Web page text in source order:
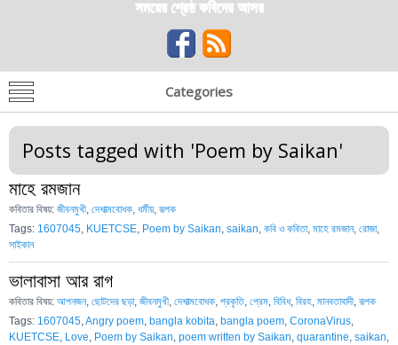
সময়ের শ্রেষ্ঠ কবিদের আসর
Categories
Posts tagged with 'Poem by Saikan'
মাহে রমজান
কবিতার বিষয়: জীবনমুখী, দেশাত্মবোধক, ধর্মীয়,রূপক
Tags: 1607045 KUETCSE Poem by Saikan saikan কবি ও কবিতা, মাহে রমজান, রোজা,
সাইকান
ভালাবাসা আর রাগ
কবিতার বিষয়: আপনজন, ছোটদের ছড়া, জীবনমুখী, দেশাত্মবোধক, প্রকৃতি, প্রেম, বিবিধ, বিরহ, মানবতাবাদী,রূপক
Tags: 1607045 Angry poem bangla kobita bangla poem CoronaVirus
KUETCSE Love Poem by Saikan poem written by Saikan quarantine saikan